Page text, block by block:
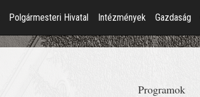
Polgármesteri Hivatal Intézmények Gazdaság
Programok